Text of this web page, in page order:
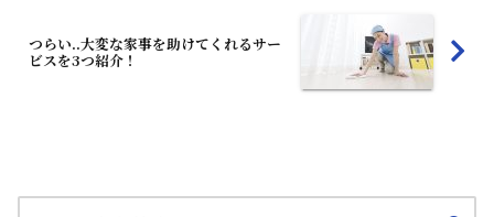
つらい..大変な家事を助けてくれるサー
ビスを3つ紹介！